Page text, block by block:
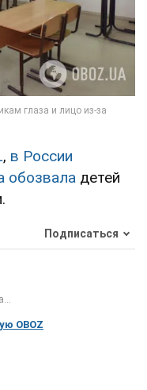
, в России
обозвала детей
Подписаться
OBOZ